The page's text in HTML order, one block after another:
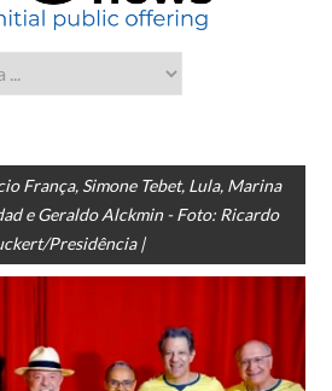
França, Simone Tebet, Lula, Marina
e Geraldo Alckmin - Foto: Ricardo
Presidência |